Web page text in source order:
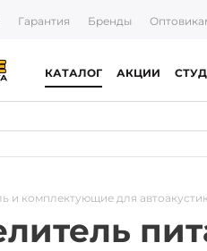
Гарантия Бренды
КАТАЛОГ АКЦИИ
и комплектующие для